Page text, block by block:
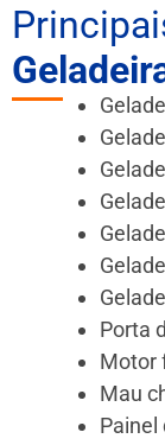
Porta
Motor
Mau
Painel